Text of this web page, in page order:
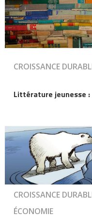
CROISSANCE
Littérature jeunesse
CROISSANCE
ÉCONOMIE